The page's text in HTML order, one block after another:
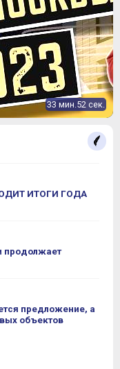
33 мин.52 сек.
ИТОГИ ГОДА
продолжает
предложение, а
объектов